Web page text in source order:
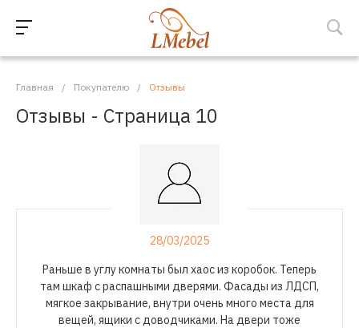
Главная / Покупателю / Отзывы
Отзывы - Страница 10
28/03/2025
Раньше в углу комнаты был хаос из коробок. Теперь
там шкаф с распашными дверями. Фасады из ЛДСП,
мягкое закрывание, внутри очень много места для
вещей, ящики с доводчиками. На двери тоже